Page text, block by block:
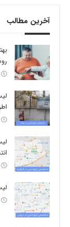
آخرین مطالب